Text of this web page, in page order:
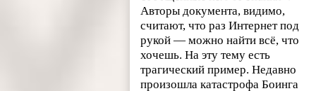
Авторы документа, видимо,
считают, что раз Интернет под
рукой — можно найти всё, что
хочешь. На эту тему есть
трагический пример. Недавно
произошла катастрофа Боинга